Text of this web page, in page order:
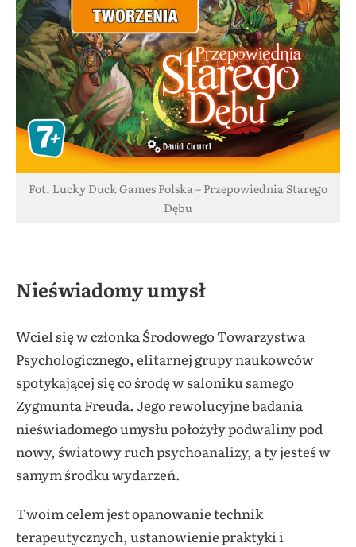
Fot. Lucky Duck Games Polska – Przepowiednia Starego
Dębu
Nieświadomy umysł
Wciel się w członka Środowego Towarzystwa
Psychologicznego, elitarnej grupy naukowców
spotykającej się co środę w saloniku samego
Zygmunta Freuda. Jego rewolucyjne badania
nieświadomego umysłu położyły podwaliny pod
nowy, światowy ruch psychoanalizy, a ty jesteś w
samym środku wydarzeń.
Twoim celem jest opanowanie technik
terapeutycznych, ustanowienie praktyki i